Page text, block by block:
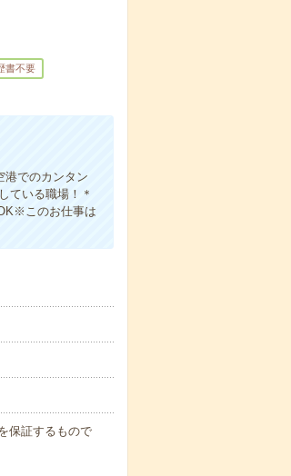
書不要
港でのカンタン
ている職場！＊
このお仕事は
保証するもので